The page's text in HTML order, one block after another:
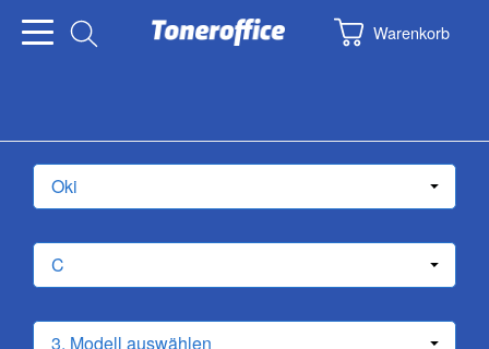
Warenkorb